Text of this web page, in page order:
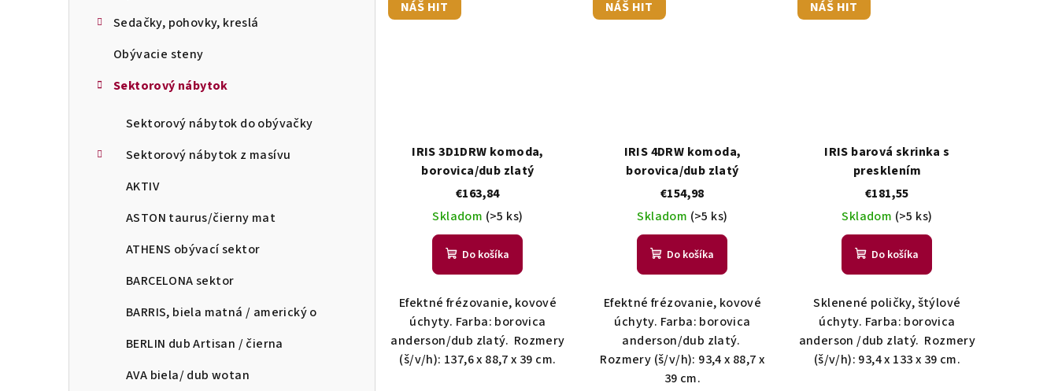
Sedačky, pohovky, kreslá
Obývacie steny
Sektorový nábytok
Sektorový nábytok do obývačky
Sektorový nábytok z masívu
AKTIV
ASTON taurus/čierny mat
ATHENS obývací sektor
BARCELONA sektor
BARRIS, biela matná / americký o
BERLIN dub Artisan / čierna
AVA biela/ dub wotan
NÁŠ HIT
IRIS 3D1DRW komoda,
borovica/dub zlatý
€163,84
Skladom (>5 ks)
Do košíka
Efektné frézovanie, kovové
úchyty. Farba: borovica
anderson/dub zlatý. Rozmery
(š/v/h): 137,6 x 88,7 x 39 cm.
NÁŠ HIT
IRIS 4DRW komoda,
borovica/dub zlatý
€154,98
Skladom (>5 ks)
Do košíka
Efektné frézovanie, kovové
úchyty. Farba: borovica
anderson/dub zlatý.
Rozmery (š/v/h): 93,4 x 88,7 x
39 cm.
NÁŠ HIT
IRIS barová skrinka s
presklením
€181,55
Skladom (>5 ks)
Do košíka
Sklenené poličky, štýlové
úchyty. Farba: borovica
anderson /dub zlatý. Rozmery
(š/v/h): 93,4 x 133 x 39 cm.